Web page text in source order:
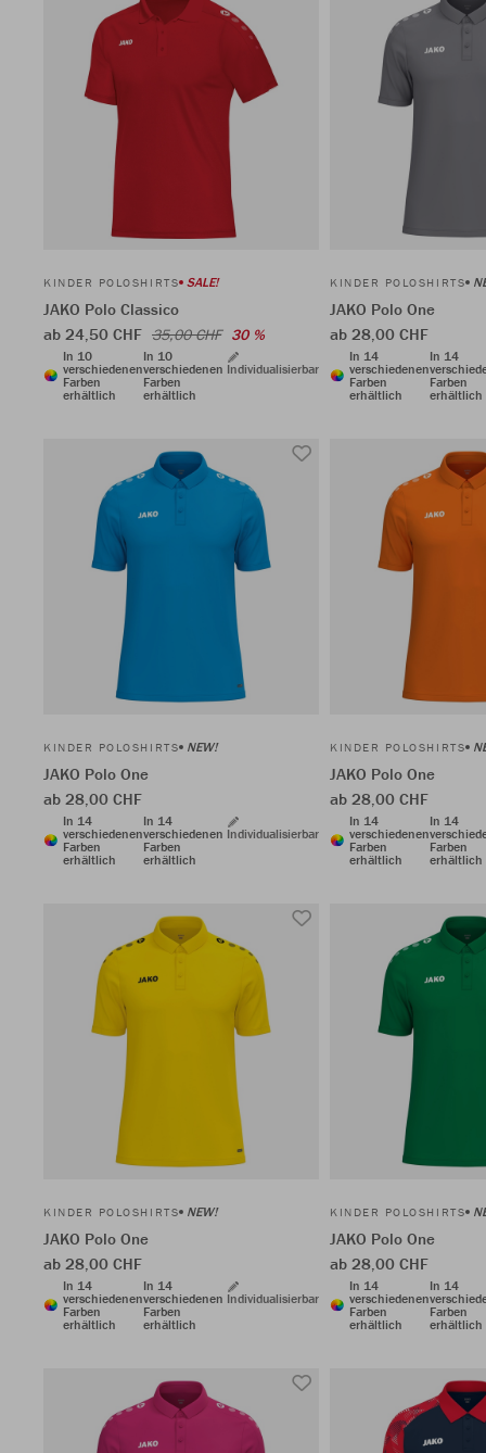
KINDER POLOSHIRTS SALE!
JAKO Polo Classico
ab 24,50 CHF 35,00 CHF 30 %
In 10
verschiedenen
Farben
erhältlich
In 10
verschiedenen
Farben
erhältlich
Individualisierbar
KINDER POLOSHIRTS
JAKO Polo One
ab 28,00 CHF
In 14
verschiedenen
Farben
erhältlich
In 14
Farben
erhältlich
KINDER POLOSHIRTS NEW!
JAKO Polo One
ab 28,00 CHF
In 14
verschiedenen
Farben
erhältlich
In 14
verschiedenen
Farben
erhältlich
Individualisierbar
KINDER POLOSHIRTS
JAKO Polo One
ab 28,00 CHF
In 14
verschiedenen
Farben
erhältlich
In 14
Farben
erhältlich
KINDER POLOSHIRTS NEW!
JAKO Polo One
ab 28,00 CHF
In 14
verschiedenen
Farben
erhältlich
In 14
verschiedenen
Farben
erhältlich
Individualisierbar
KINDER POLOSHIRTS
JAKO Polo One
ab 28,00 CHF
In 14
verschiedenen
Farben
erhältlich
In 14
Farben
erhältlich